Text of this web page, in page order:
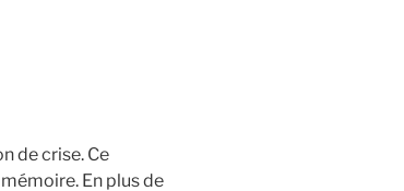
de crise. Ce
En plus de